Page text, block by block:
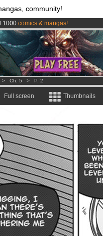
community!
1000 comics & mangas!.
eurosper month !Get membership
!.
> Ch. 5 > P. 2
Full screen Thumbnails